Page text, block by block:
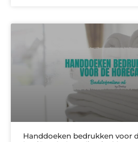
Handdoeken bedrukken voor